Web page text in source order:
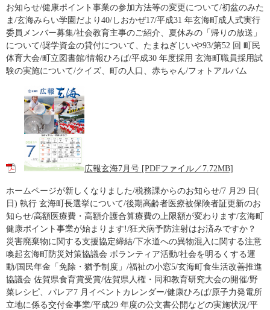
お知らせ/健康ポイント事業の参加方法等の変更について/初盆のみた
ま/玄海みらい学園だより40/しおかぜ17/平成31 年玄海町成人式実行
委員メンバー募集/社会教育主事のご紹介、夏休みの「帰りの放送」
について/奨学資金の貸付について、たまねぎじいや93/第52 回 町民
体育大会/町立図書館/情報ひろば/平成30 年度採用 玄海町職員採用試
験の実施について/クイズ、町の人口、赤ちゃん/フォトアルバム
広報玄海7月号 [PDFファイル／7.72MB]
ホームページが新しくなりました/税務課からのお知らせ/7 月29 日(
日) 執行 玄海町長選挙について/後期高齢者医療被保険者証更新のお
知らせ/高額医療費・高額介護合算療費の上限額が変わります/玄海町
健康ポイント事業が始まります!/狂犬病予防注射はお済みですか？
災害廃棄物に関する支援協定締結/下水道への異物混入に関する注意
喚起玄海町防災対策協議会 ボランティア活動/社会を明るくする運
動/国民年金「免除・猶予制度」/福祉の小窓5/玄海町食生活改善推進
協議会 佐賀県食育賞受賞/佐賀県人権・同和教育研究大会の開催/野
菜レシピ、パレア7 月イベントカレンダー/健康ひろば/原子力発電所
立地に係る交付金事業/平成29 年度の公文書公開などの実施状況/平